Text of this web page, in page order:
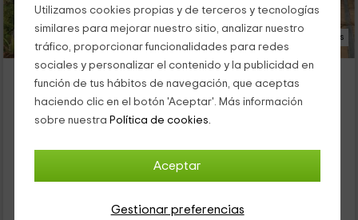
Utilizamos cookies propias y de terceros y tecnologías
similares para mejorar nuestro sitio, analizar nuestro
tráfico, proporcionar funcionalidades para redes
sociales y personalizar el contenido y la publicidad en
función de tus hábitos de navegación, que aceptas
haciendo clic en el botón 'Aceptar'. Más información
sobre nuestra Política de cookies.
Aceptar
Gestionar preferencias
21 Fotos
Villa Colors
9 personas
2 baños
Nuestro alojamiento se encuentra dentro de la zona
de la esencia de este rincón de Girona. Se trata de una villa...